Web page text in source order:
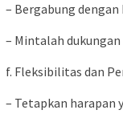
– Bergabung
– Mintalah
f. Fleksibilitas dan
– Tetapkan harapan